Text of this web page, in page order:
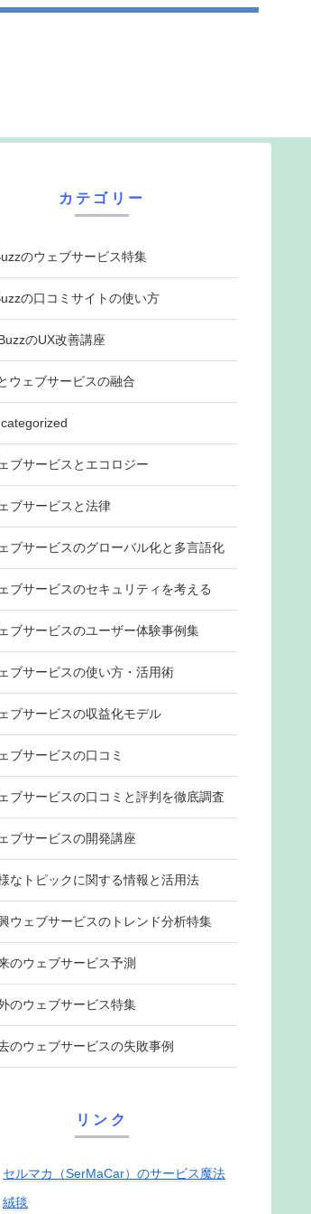
カテゴリー
のウェブサービス特集
の口コミサイトの使い方
のUX改善講座
ウェブサービスの融合
ブサービスとエコロジー
ブサービスと法律
ブサービスのグローバル化と多言語化
ブサービスのセキュリティを考える
ブサービスのユーザー体験事例集
ブサービスの使い方・活用術
ブサービスの収益化モデル
ブサービスの口コミ
ブサービスの口コミと評判を徹底調査
ブサービスの開発講座
なトピックに関する情報と活用法
ウェブサービスのトレンド分析特集
のウェブサービス予測
のウェブサービス特集
のウェブサービスの失敗事例
リンク
セルマカ（SerMaCar）のサービス魔法
絨毯